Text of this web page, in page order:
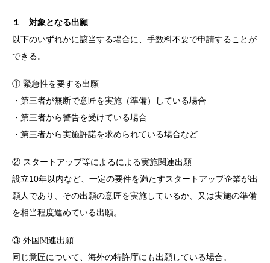
１ 対象となる出願
以下のいずれかに該当する場合に、手数料不要で申請することが
できる。
① 緊急性を要する出願
・第三者が無断で意匠を実施（準備）している場合
・第三者から警告を受けている場合
・第三者から実施許諾を求められている場合など
② スタートアップ等によるによる実施関連出願
設立10年以内など、一定の要件を満たすスタートアップ企業が出
願人であり、その出願の意匠を実施しているか、⼜は実施の準備
を相当程度進めている出願。
③ 外国関連出願
同じ意匠について、海外の特許庁にも出願している場合。